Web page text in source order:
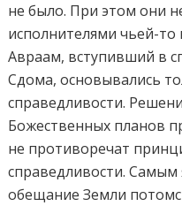
не было. При этом они
исполнителями чьей-то
Авраам, вступивший в
Сдома, основывались
справедливости.
Божественных планов
не противоречат
справедливости.
обещание Земли